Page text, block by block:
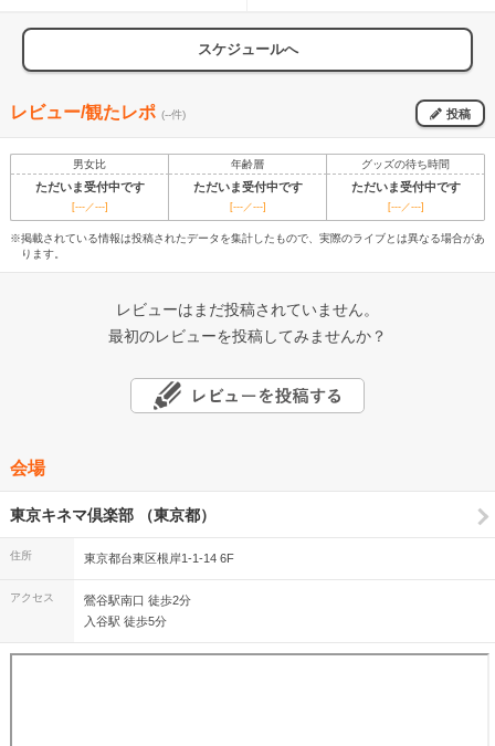
スケジュールへ
レビュー/観たレポ (--件) 投稿
男女比 年齢層 グッズの待ち時間
ただいま受付中です ただいま受付中です ただいま受付中です
[---／---] [---／---] [---／---]
※掲載されている情報は投稿されたデータを集計したもので、実際のライブとは異なる場合があ
ります。
レビューはまだ投稿されていません。
最初のレビューを投稿してみませんか？
会場
東京キネマ倶楽部 （東京都）
住所 東京都台東区根岸1-1-14 6F
アクセス
鶯谷駅南口 徒歩2分
入谷駅 徒歩5分